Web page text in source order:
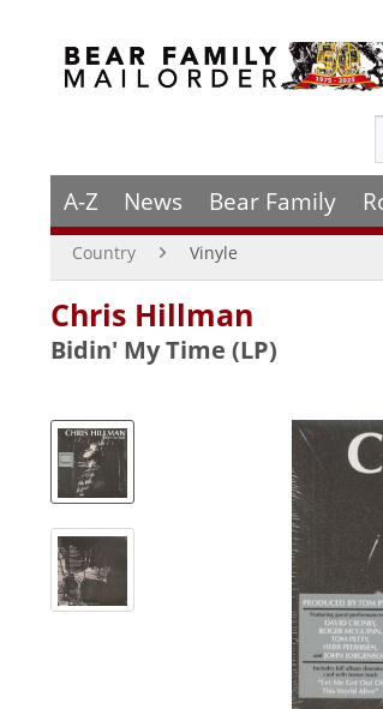
A-Z News Bear Family
Country Vinyle
Chris Hillman
Bidin' My Time (LP)